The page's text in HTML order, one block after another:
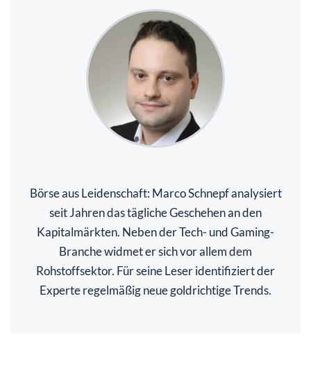
Börse aus Leidenschaft: Marco Schnepf analysiert
seit Jahren das tägliche Geschehen an den
Kapitalmärkten. Neben der Tech- und Gaming-
Branche widmet er sich vor allem dem
Rohstoffsektor. Für seine Leser identifiziert der
Experte regelmäßig neue goldrichtige Trends.